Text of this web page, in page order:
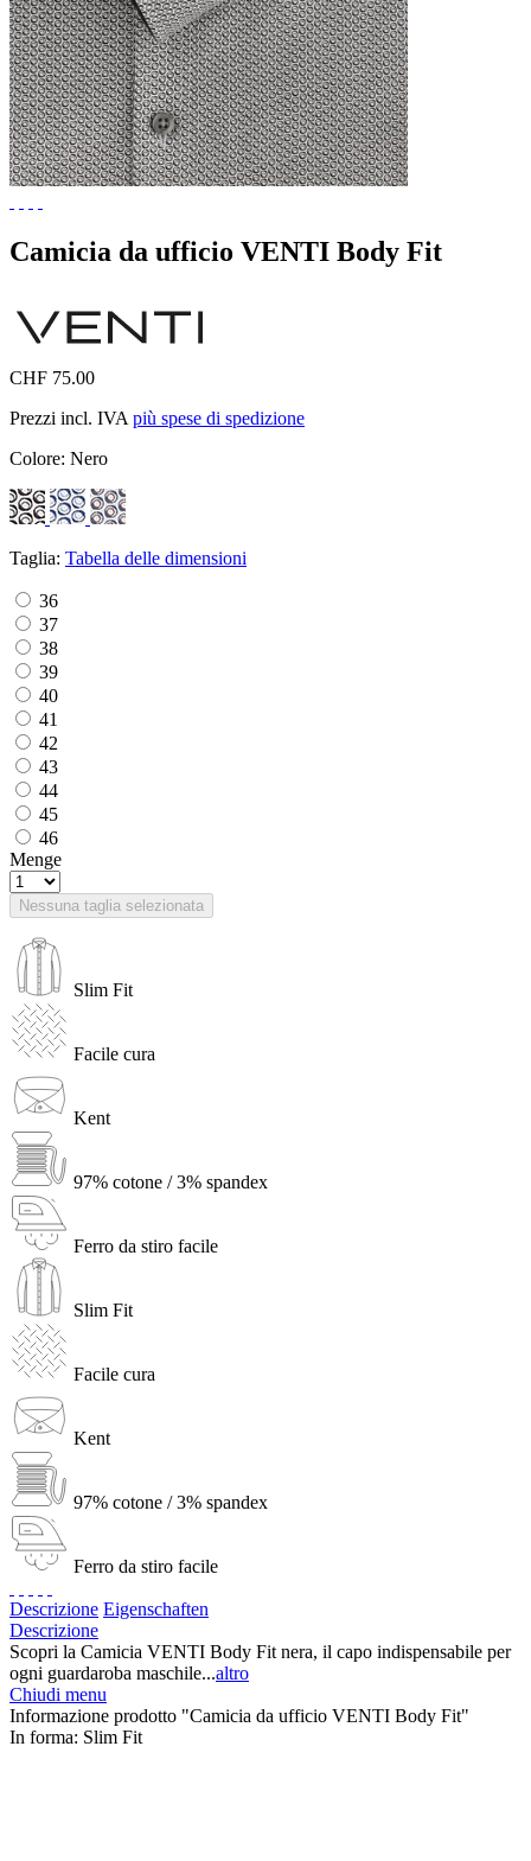
Camicia da ufficio VENTI Body Fit
CHF 75.00
Prezzi incl. IVA più spese di spedizione
Colore: Nero
Taglia: Tabella delle dimensioni
36
37
38
39
40
41
42
43
44
45
46
Menge
Nessuna taglia selezionata
Slim Fit
Facile cura
Kent
97% cotone / 3% spandex
Ferro da stiro facile
Slim Fit
Facile cura
Kent
97% cotone / 3% spandex
Ferro da stiro facile
Descrizione Eigenschaften
Descrizione
Scopri la Camicia VENTI Body Fit nera, il capo indispensabile per
ogni guardaroba maschile...altro
Chiudi menu
Informazione prodotto "Camicia da ufficio VENTI Body Fit"
In forma: Slim Fit